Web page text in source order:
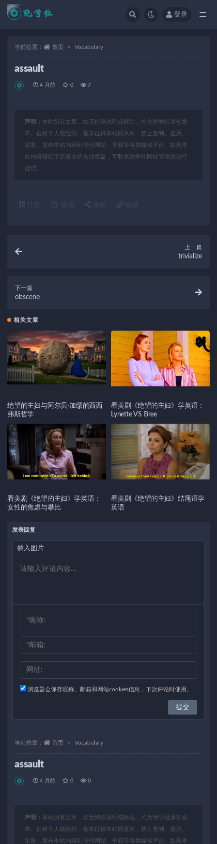
登录
当前位置： 首页 Vocabulary
assault
4 月前 0 7
声明： 本站所有文章，如无特殊说明或标注，均为绝学社原创发
布。任何个人或组织，在未征得本站同意时，禁止复制、盗用、
采集、发布本站内容到任何网站、书籍等各类媒体平台。如若本
站内容侵犯了原著者的合法权益，可联系绝学社网站管理员进行
处理。
打赏 收藏 海报 链接
上一篇
trivialize
下一篇
obscene
相关文章
绝望的主妇与阿尔贝·加缪的西西
弗斯哲学
看美剧《绝望的主妇》学英语：
Lynette VS Bree
看美剧《绝望的主妇》学英语：
女性的焦虑与攀比
看美剧《绝望的主妇》结尾语学
英语
发表回复
插入图片
浏览器会保存昵称、邮箱和网站cookies信息，下次评论时使用。
当前位置： 首页 Vocabulary
assault
4 月前 0 0
声明： 本站所有文章，如无特殊说明或标注，均为绝学社原创发
布。任何个人或组织，在未征得本站同意时，禁止复制、盗用、
采集、发布本站内容到任何网站、书籍等各类媒体平台。如若本